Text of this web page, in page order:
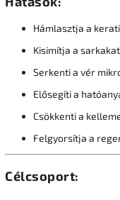
Hámlasztja a
Kisimítja a
Serkenti a vér
Elősegíti a
Csökkenti a
Felgyorsítja a
Célcsoport: